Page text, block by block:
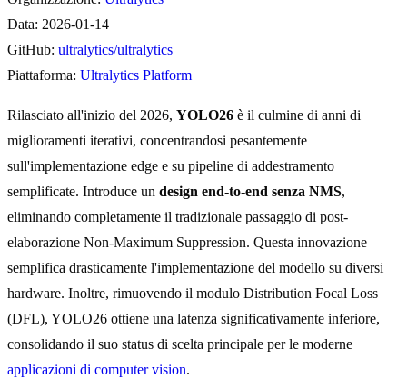
Data: 2026-01-14
GitHub: ultralytics/ultralytics
Piattaforma: Ultralytics Platform
Rilasciato all'inizio del 2026, YOLO26 è il culmine di anni di
miglioramenti iterativi, concentrandosi pesantemente
sull'implementazione edge e su pipeline di addestramento
semplificate. Introduce un design end-to-end senza NMS,
eliminando completamente il tradizionale passaggio di post-
elaborazione Non-Maximum Suppression. Questa innovazione
semplifica drasticamente l'implementazione del modello su diversi
hardware. Inoltre, rimuovendo il modulo Distribution Focal Loss
(DFL), YOLO26 ottiene una latenza significativamente inferiore,
consolidando il suo status di scelta principale per le moderne
applicazioni di computer vision.